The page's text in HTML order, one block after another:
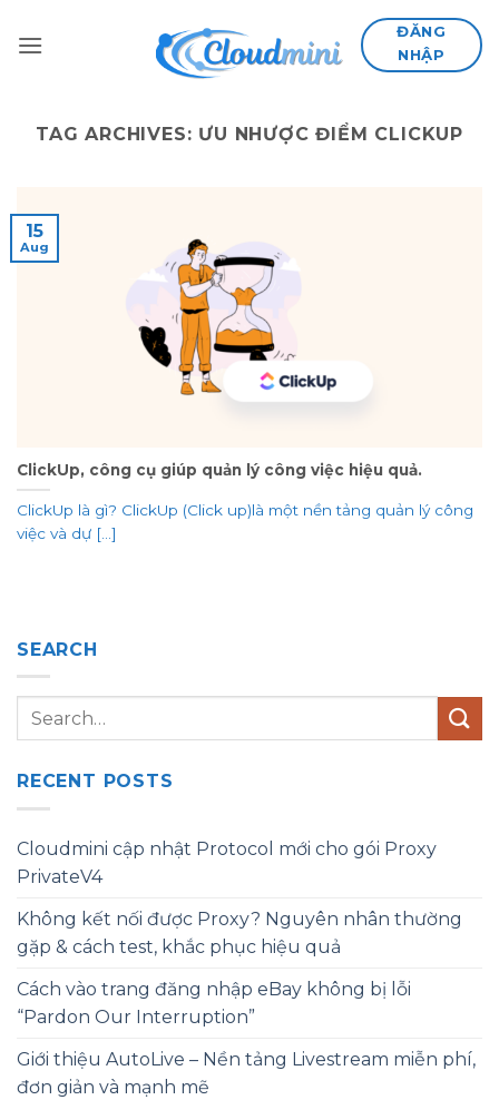
ĐĂNG
NHẬP
TAG ARCHIVES: ƯU NHƯỢC ĐIỂM CLICKUP
ClickUp, công cụ giúp quản lý công việc hiệu quả.
ClickUp là gì? ClickUp (Click up)là một nền tảng quản lý công
việc và dự [...]
15
Aug
SEARCH
RECENT POSTS
Cloudmini cập nhật Protocol mới cho gói Proxy
PrivateV4
Không kết nối được Proxy? Nguyên nhân thường
gặp & cách test, khắc phục hiệu quả
Cách vào trang đăng nhập eBay không bị lỗi
“Pardon Our Interruption”
Giới thiệu AutoLive – Nền tảng Livestream miễn phí,
đơn giản và mạnh mẽ